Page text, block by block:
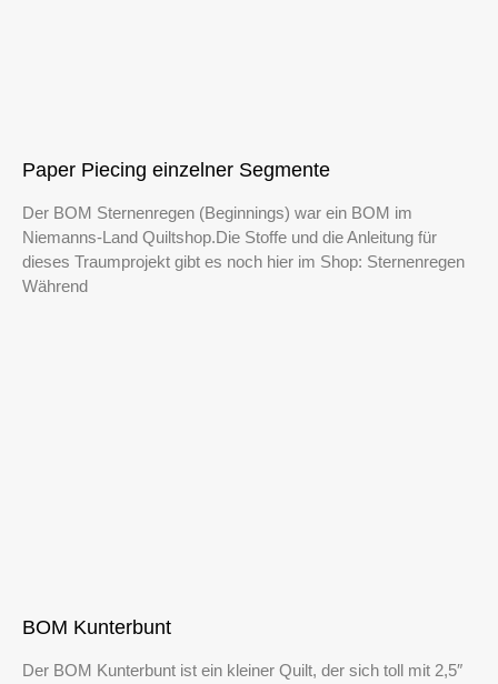
Paper Piecing einzelner Segmente
Der BOM Sternenregen (Beginnings) war ein BOM im
Niemanns-Land Quiltshop.Die Stoffe und die Anleitung für
dieses Traumprojekt gibt es noch hier im Shop: Sternenregen
Während
BOM Kunterbunt
Der BOM Kunterbunt ist ein kleiner Quilt, der sich toll mit 2,5″